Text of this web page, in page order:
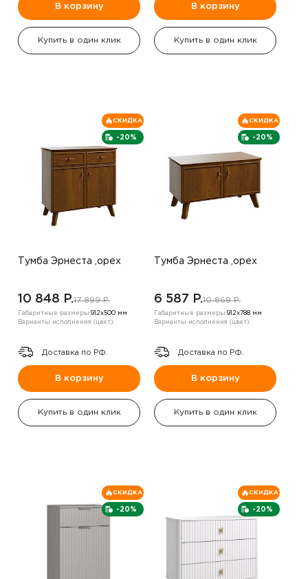
В корзину
Купить в один клик
В корзину
Купить в один клик
-20%
СКИДКА
Тумба Эрнеста ,орех
10 848 P.17 899 P.
Габаритные размеры:912х500 мм
Варианты исполнения (цвет):
Доставка по РФ.
В корзину
Купить в один клик
-20%
СКИДКА
Тумба Эрнеста ,орех
6 587 P.10 869 P.
Габаритные размеры:912х788 мм
Варианты исполнения (цвет):
Доставка по РФ.
В корзину
Купить в один клик
-20%
СКИДКА
-20%
СКИДКА